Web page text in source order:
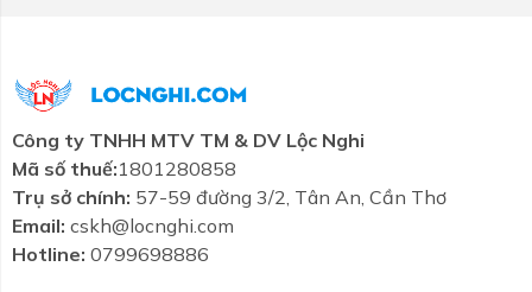
Công ty TNHH MTV TM & DV Lộc Nghi
Mã số thuế:1801280858
Trụ sở chính: 57-59 đường 3/2, Tân An, Cần Thơ
Email: cskh@locnghi.com
Hotline: 0799698886